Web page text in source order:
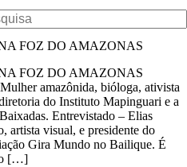
FOZ DO AMAZONAS
FOZ DO AMAZONAS
amazônida, bióloga, ativista
do Instituto Mapinguari e a
Entrevistado – Elias
artista visual, e presidente do
Gira Mundo no Bailique. É
[…]